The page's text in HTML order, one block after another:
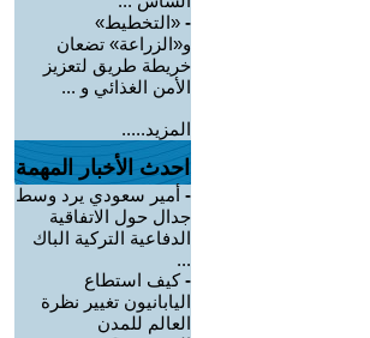
- «التخطيط»
و«الزراعة» تضعان
خريطة طريق لتعزيز
الأمن الغذائي و ...
المزيد.....
احدث الأخبار المهمة
- أمير سعودي يرد وسط
جدال حول الاتفاقية
الدفاعية التركية الباك
...
-كيف استطاع
اليابانيون تغيير نظرة
العالم للمدن